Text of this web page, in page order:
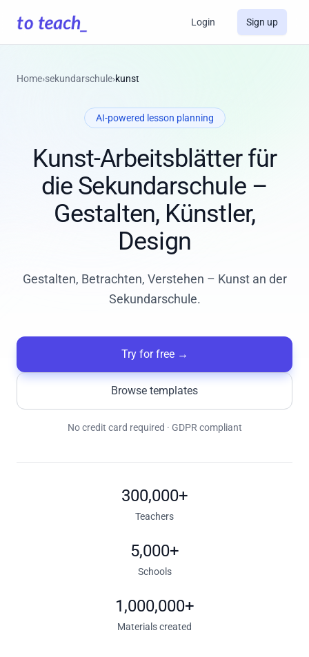
Login Sign up
Home›sekundarschule›kunst
AI-powered lesson planning
Kunst-Arbeitsblätter für
die Sekundarschule –
Gestalten, Künstler,
Design
Gestalten, Betrachten, Verstehen – Kunst an der
Sekundarschule.
Try for free→
Browse templates
No credit card required · GDPR compliant
300,000+
Teachers
5,000+
Schools
1,000,000+
Materials created